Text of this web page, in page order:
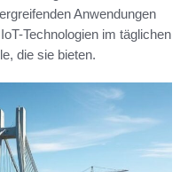
Anwendungen
Technologien im täglichen
die sie bieten.